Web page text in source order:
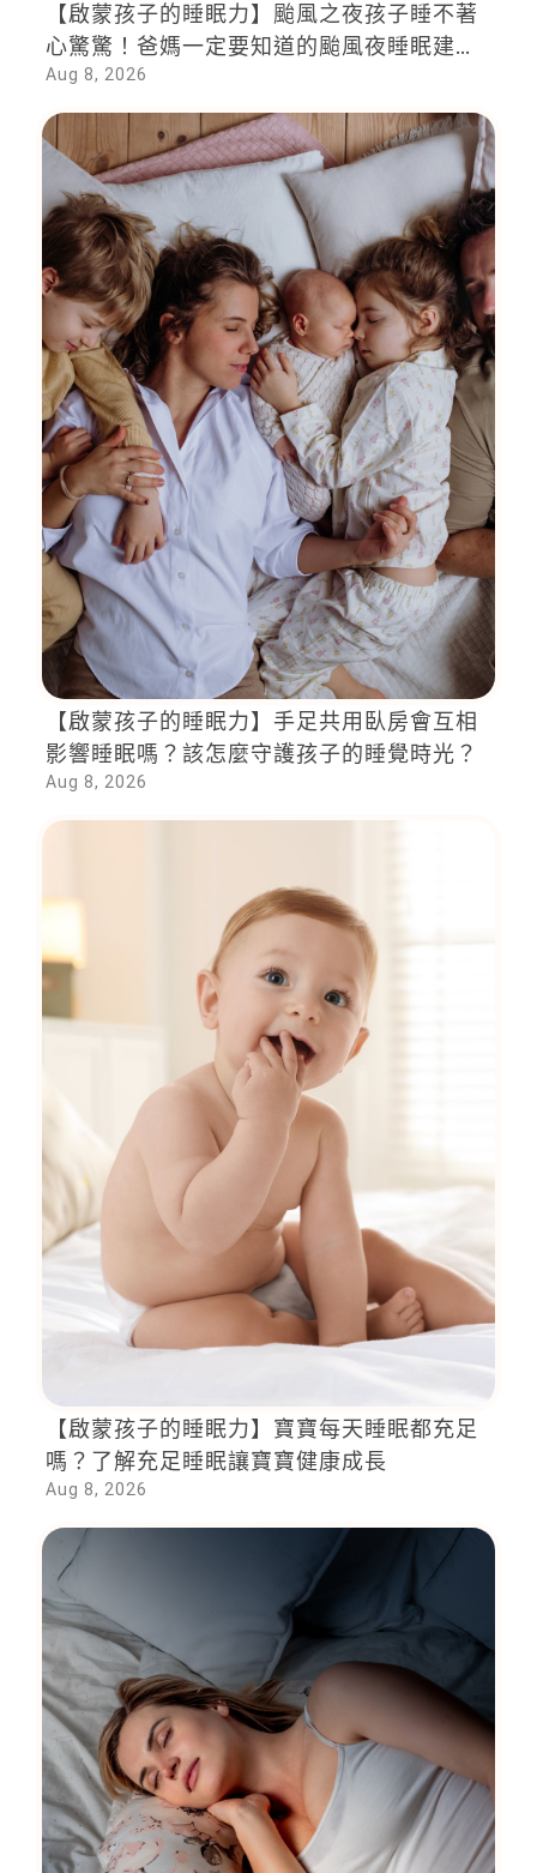
【啟蒙孩子的睡眠力】颱風之夜孩子睡不著
心驚驚！爸媽一定要知道的颱風夜睡眠建
議！
Aug 8, 2026
【啟蒙孩子的睡眠力】手足共用臥房會互相
影響睡眠嗎？該怎麼守護孩子的睡覺時光？
Aug 8, 2026
【啟蒙孩子的睡眠力】寶寶每天睡眠都充足
嗎？了解充足睡眠讓寶寶健康成長
Aug 8, 2026